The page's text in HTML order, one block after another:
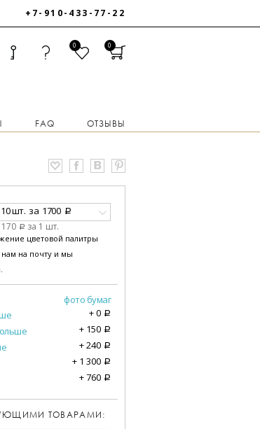
+7-910-433-77-22
0 0
FAQ ОТЗЫВЫ
10 шт. за 1700 a
170 a за 1 шт.
цветовой палитры
на почту и мы
фото бумаг
+0 a
+ 150 a
+240 a
+ 1 300 a
+760 a
ТОВАРАМИ: